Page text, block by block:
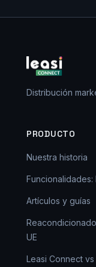
Distribución
PRODUCTO
Nuestra historia
Artículos y guías
UE
Leasi Connect